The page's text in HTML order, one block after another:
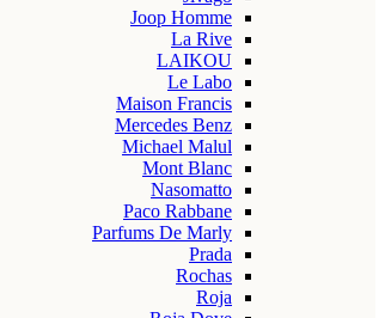
Joop Homme
La Rive
LAIKOU
Le Labo
Maison Francis
Mercedes Benz
Michael Malul
Mont Blanc
Nasomatto
Paco Rabbane
Parfums De Marly
Prada
Rochas
Roja